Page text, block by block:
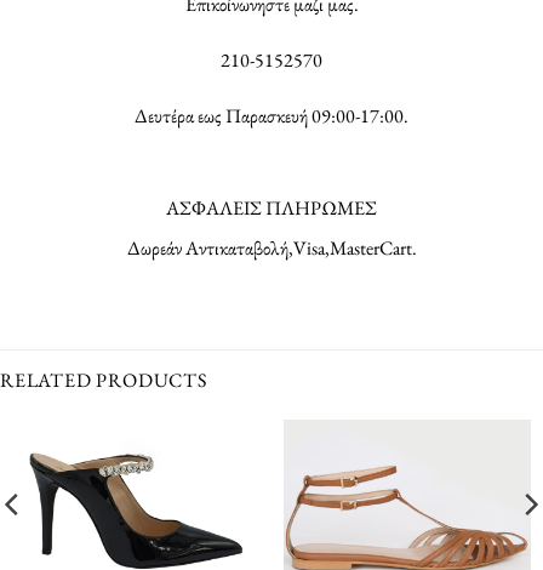
210-5152570
Δευτέρα εως Παρασκευή 09:00-17:00.
ΑΣΦΑΛΕΙΣ ΠΛΗΡΩΜΕΣ
Δωρεάν Αντικαταβολή,Visa,MasterCart.
RELATED PRODUCTS